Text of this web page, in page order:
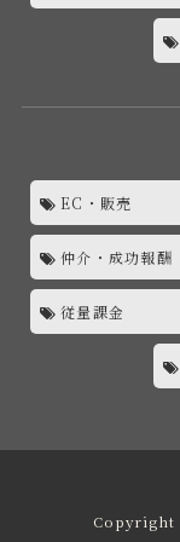
EC・販売
仲介・成功報酬
従量課金
Copyright